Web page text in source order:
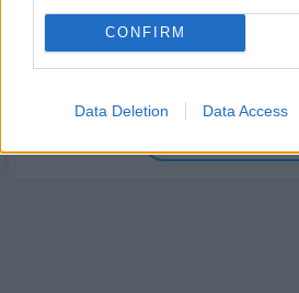
CONFIRM
Data Deletion Data Access
Αλ. Τσίπρας: Στις 2 Σεπτεμβρίου
οικονομικού προγράμματος της
ΠΟΛΙΤΙΚΗ
Κορυφώνεται η έξοδος του